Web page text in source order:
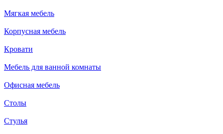
Мягкая мебель
Корпусная мебель
Кровати
Мебель для ванной комнаты
Офисная мебель
Столы
Стулья